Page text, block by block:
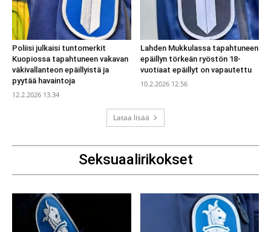
Poliisi julkaisi tuntomerkit
Kuopiossa tapahtuneen vakavan
väkivallanteon epäillyistä ja
pyytää havaintoja
12.2.2026 13.34
Lahden Mukkulassa tapahtuneen
epäillyn törkeän ryöstön 18-
vuotiaat epäillyt on vapautettu
10.2.2026 12.56
Lataa lisää
Seksuaalirikokset